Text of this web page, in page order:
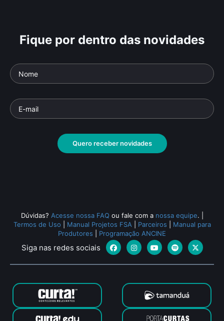
Fique por dentro das novidades
Quero receber novidades
Dúvidas? Acesse nossa FAQ ou fale com a nossa equipe.
Termos de Uso
Manual Projetos FSA Parceiros
Manual para
Produtores
Programação ANCINE
Siga nas redes sociais